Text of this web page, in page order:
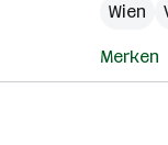
Wien
Merken